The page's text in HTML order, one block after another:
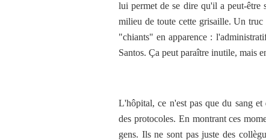
lui permet de se dire qu'il a peut-être
milieu de toute cette grisaille. Un truc
"chiants" en apparence :
Santos. Ça peut paraître inutile, mais
L'hôpital, ce n'est pas que du sang et
des protocoles. En montrant ces
gens. Ils ne sont pas juste des